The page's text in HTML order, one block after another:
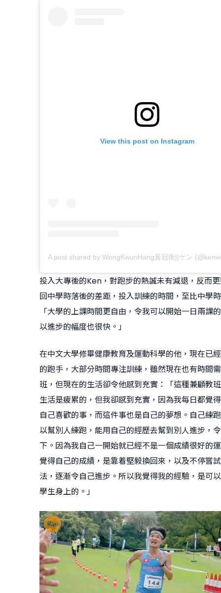
View this post on Instagram
A post shared by WongKwunHang黃冠衡||ケン
投入大專後的Ken，對跑步的熱誠未有減退，反而
回中學時落後的差距，投入訓練的時間，至比中學
「大學的上課時間更自由，令我可以開始一日兩課
以進步的幅度也很快。」
在中文大學修畢健康教育及運動科學的他，現在已
的跑手，大部分時間專注訓練，雖然現在也有時間
班，但現在的生活卻令他感到充實：「這種兼顧教
生活是疲累的，但我卻感到充實，因為我每日都覺
自己喜歡的事，而這件事也是自己的夢想。自己練
以幫別人練跑，能用自己的經歷去幫到別人進步，
下。因為我自己一開始就已經不是一個成績很好的
覺得自己的成績，是靠着堅毅換回來，以及不停嘗
法，逐漸令自己進步。所以我覺得我的經驗，是可
學生身上的。」